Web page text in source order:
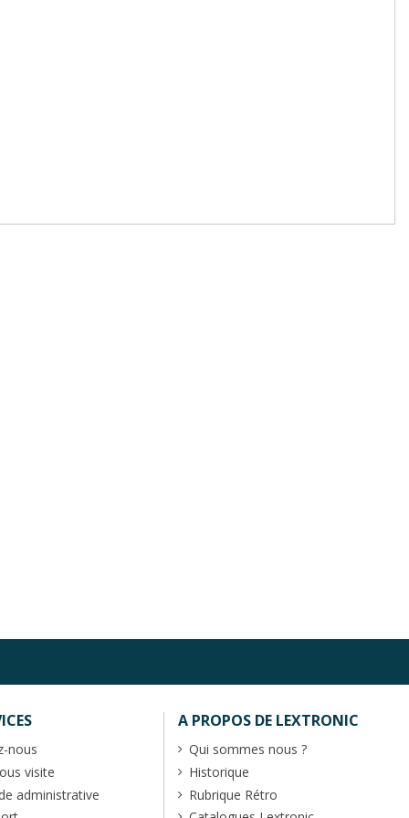
nous
visite
administrative
A PROPOS DE LEXTRONIC
Qui sommes nous ?
Historique
Rubrique Rétro